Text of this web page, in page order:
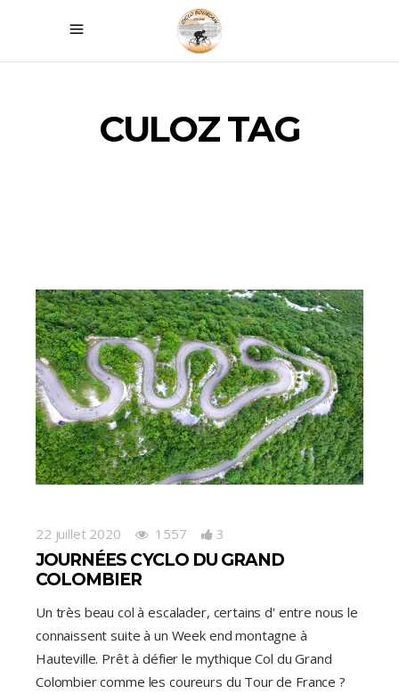
CULOZ TAG
22 juillet 2020 1557 3
JOURNÉES CYCLO DU GRAND
COLOMBIER
Un très beau col à escalader, certains d' entre nous le
connaissent suite à un Week end montagne à
Hauteville. Prêt à défier le mythique Col du Grand
Colombier comme les coureurs du Tour de France ?